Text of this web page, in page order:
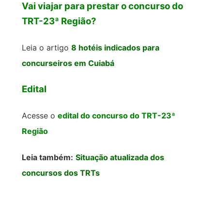
Vai viajar para prestar o concurso do
TRT-23ª Região?
Leia o artigo 8 hotéis indicados para
concurseiros em Cuiabá
Edital
Acesse o edital do concurso do TRT-23ª
Região
Leia também: Situação atualizada dos
concursos dos TRTs